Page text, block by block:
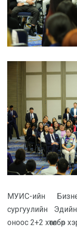
МУИС-ийн
сургуулийн
оноос 2+2 хөтөлбөр